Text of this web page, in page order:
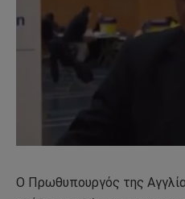
O Πρωθυπουργός της